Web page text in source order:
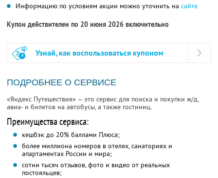
Информацию по условиям акции можно уточнить на сайте
Купон действителен по 20 июня 2026 включительно
Узнай, как воспользоваться купоном
ПОДРОБНЕЕ О СЕРВИСЕ
«Яндекс Путешествия» — это сервис для поиска и покупки ж/д,
авиа- и билетов на автобусы, а также гостиниц.
Преимущества сервиса:
кешбэк до 20% баллами Плюса;
более миллиона номеров в отелях, санаториях и
апартаментах России и мира;
сотни тысяч отзывов, фото и видео от реальных
постояльцев;